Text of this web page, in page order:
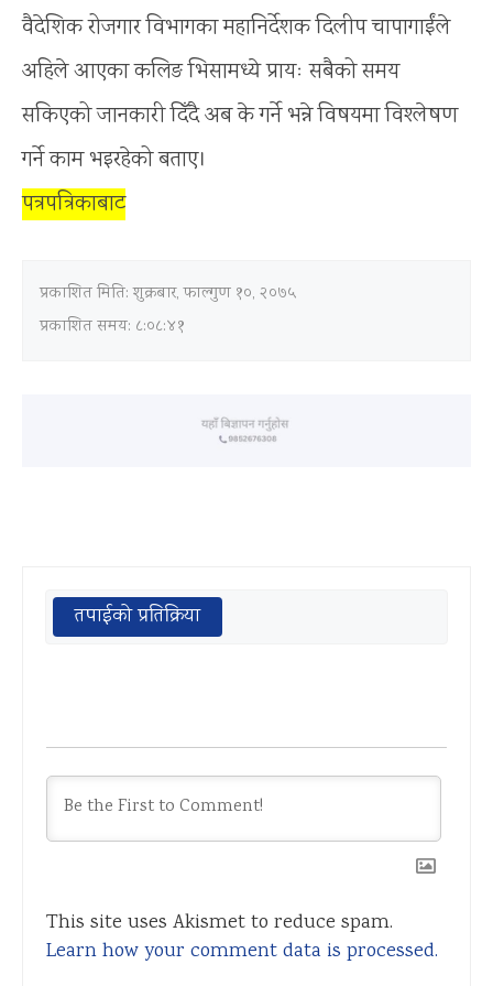
वैदेशिक रोजगार विभागका महानिर्देशक दिलीप चापागाईंले
अहिले आएका कलिङ भिसामध्ये प्रायः सबैको समय
सकिएको जानकारी दिँदै अब के गर्ने भन्ने विषयमा विश्लेषण
गर्ने काम भइरहेको बताए।
पत्रपत्रिकाबाट
प्रकाशित मिति:शुक्रबार, फाल्गुण १०, २०७५
प्रकाशित समय: ८:०८:४१
तपाईको प्रतिक्रिया
This site uses Akismet to reduce spam.
Learn how your comment data is processed.